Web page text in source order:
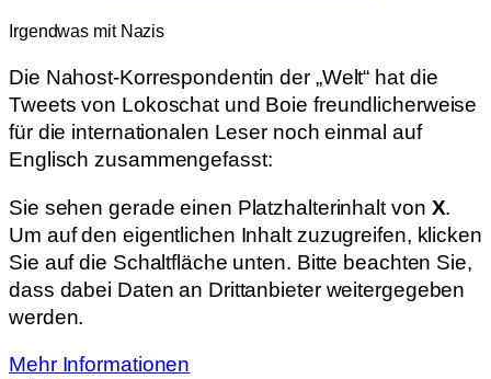
Irgendwas mit Nazis
Die Nahost-Korrespondentin der „Welt“ hat die
Tweets von Lokoschat und Boie freundlicherweise
für die internationalen Leser noch einmal auf
Englisch zusammengefasst:
Sie sehen gerade einen Platzhalterinhalt von X.
Um auf den eigentlichen Inhalt zuzugreifen, klicken
Sie auf die Schaltfläche unten. Bitte beachten Sie,
dass dabei Daten an Drittanbieter weitergegeben
werden.
Mehr Informationen